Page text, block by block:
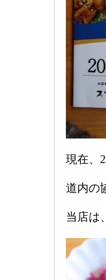
現在、
道内の
当店は